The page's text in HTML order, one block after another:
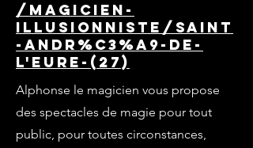
/magicien-
illusionniste/saint
-andr%C3%A9-de-
l'eure-(27)
Alphonse le magicien vous propose
des spectacles de magie pour tout
public, pour toutes circonstances,